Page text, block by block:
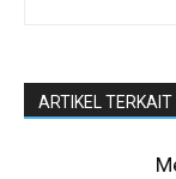
ARTIKEL TERKAIT